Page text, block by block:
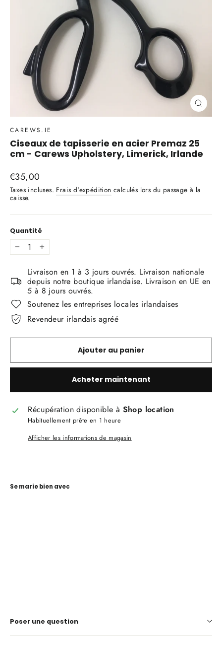
(Esc)
CAREWS.IE
Ciseaux de tapisserie en acier Premaz 25
cm - Carews Upholstery, Limerick, Irlande
Prix
régulier
€35,00
Taxes incluses. Frais d'expédition calculés lors du passage à la
caisse.
Quantité
−
+
Livraison en 1 à 3 jours ouvrés. Livraison nationale
depuis notre boutique irlandaise. Livraison en UE en
5 à 8 jours ouvrés.
Soutenez les entreprises locales irlandaises
Revendeur irlandais agréé
Ajouter au panier
Acheter maintenant
Récupération disponible à Shop location
Habituellement prête en 1 heure
Afficher les informations de magasin
Se marie bien avec
Poser une question